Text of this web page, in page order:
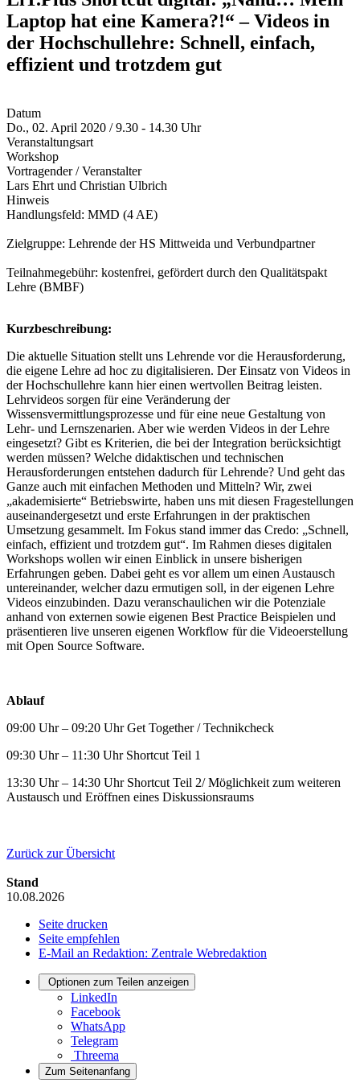
Laptop hat eine Kamera?!“ – Videos in
der Hochschullehre: Schnell, einfach,
effizient und trotzdem gut
Datum
Do., 02. April 2020 / 9.30 - 14.30 Uhr
Veranstaltungsart
Workshop
Vortragender / Veranstalter
Lars Ehrt und Christian Ulbrich
Hinweis
Handlungsfeld: MMD (4 AE)
Zielgruppe: Lehrende der HS Mittweida und Verbundpartner
Teilnahmegebühr: kostenfrei, gefördert durch den Qualitätspakt
Lehre (BMBF)
Kurzbeschreibung:
Die aktuelle Situation stellt uns Lehrende vor die Herausforderung,
die eigene Lehre ad hoc zu digitalisieren. Der Einsatz von Videos in
der Hochschullehre kann hier einen wertvollen Beitrag leisten.
Lehrvideos sorgen für eine Veränderung der
Wissensvermittlungsprozesse und für eine neue Gestaltung von
Lehr- und Lernszenarien. Aber wie werden Videos in der Lehre
eingesetzt? Gibt es Kriterien, die bei der Integration berücksichtigt
werden müssen? Welche didaktischen und technischen
Herausforderungen entstehen dadurch für Lehrende? Und geht das
Ganze auch mit einfachen Methoden und Mitteln? Wir, zwei
„akademisierte“ Betriebswirte, haben uns mit diesen Fragestellungen
auseinandergesetzt und erste Erfahrungen in der praktischen
Umsetzung gesammelt. Im Fokus stand immer das Credo: „Schnell,
einfach, effizient und trotzdem gut“. Im Rahmen dieses digitalen
Workshops wollen wir einen Einblick in unsere bisherigen
Erfahrungen geben. Dabei geht es vor allem um einen Austausch
untereinander, welcher dazu ermutigen soll, in der eigenen Lehre
Videos einzubinden. Dazu veranschaulichen wir die Potenziale
anhand von externen sowie eigenen Best Practice Beispielen und
präsentieren live unseren eigenen Workflow für die Videoerstellung
mit Open Source Software.
Ablauf
09:00 Uhr – 09:20 Uhr Get Together / Technikcheck
09:30 Uhr – 11:30 Uhr Shortcut Teil 1
13:30 Uhr – 14:30 Uhr Shortcut Teil 2/ Möglichkeit zum weiteren
Austausch und Eröffnen eines Diskussionsraums
Zurück zur Übersicht
Stand
10.08.2026
Seite drucken
Seite empfehlen
E-Mail an Redaktion: Zentrale Webredaktion
Optionen zum Teilen anzeigen
LinkedIn
Facebook
WhatsApp
Telegram
Threema
Zum Seitenanfang